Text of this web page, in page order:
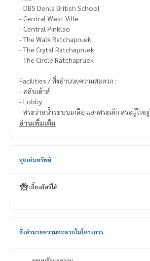
- DBS Denla British School
- Central West Ville
- Central Pinklao
- The Walk Ratchapruek
- The Crytal Ratchapruek
- The Circle Ratchapruek
Facilities / สิ่งอำนวยความสะดวก :
- คลับเฮ้าส์
- Lobby
- สระว่ายน้ำระบบเกลือ แยกสระเด็ก สระผู้ใหญ่
- สระจากุซซี่
- Theatre Room
- สวนสาธารณะขนาดใหญ่
- ระบบรักษาความปลอดภัยตลอด 24 ชม.
อ่านเพิ่มเติม
จุดเด่นทรัพย์
เลี้ยงสัตว์ได้
สิ่งอำนวยความสะดวกในโครงการ